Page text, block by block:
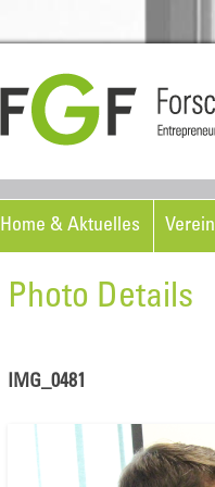
Home & Aktuelles Verein
Photo Details
IMG_0481